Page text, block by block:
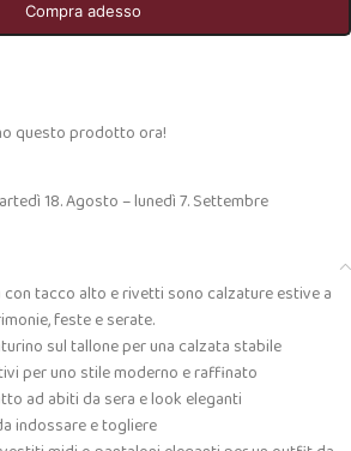
Compra adesso
questo prodotto ora!
18. Agosto – lunedì 7. Settembre
con tacco alto e rivetti sono calzature estive a
feste e serate.
sul tallone per una calzata stabile
per uno stile moderno e raffinato
ad abiti da sera e look eleganti
indossare e togliere